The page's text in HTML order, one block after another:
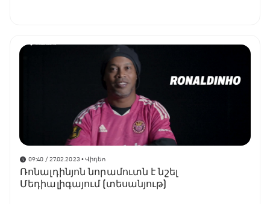
09:40 / 27.02.2023 • Վիդեո
Ռոնալդինյոն նորամուտն է նշել
Մեդիալիգայում (տեսանյութ)